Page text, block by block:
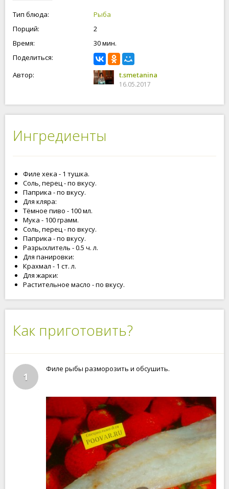
Тип блюда:
Рыба
Порций:
2
Время:
30 мин.
Поделиться:
Автор:
t.smetanina
16.05.2017
Ингредиенты
Филе хека - 1 тушка.
Соль, перец - по вкусу.
Паприка - по вкусу.
Для кляра:
Тёмное пиво - 100 мл.
Мука - 100 грамм.
Соль, перец - по вкусу.
Паприка - по вкусу.
Разрыхлитель - 0.5 ч. л.
Для панировки:
Крахмал - 1 ст. л.
Для жарки:
Растительное масло - по вкусу.
Как приготовить?
1
Филе рыбы разморозить и обсушить.